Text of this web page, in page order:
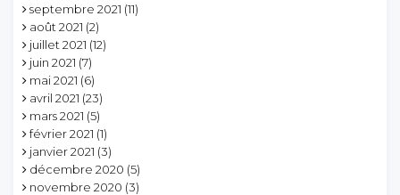
septembre 2021 (11)
août 2021 (2)
juillet 2021 (12)
juin 2021 (7)
mai 2021 (6)
avril 2021 (23)
mars 2021 (5)
février 2021 (1)
janvier 2021 (3)
décembre 2020 (5)
novembre 2020 (3)